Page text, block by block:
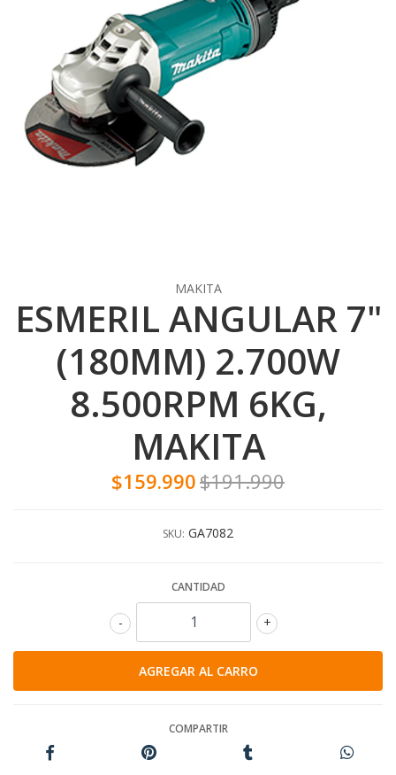
MAKITA
ESMERIL ANGULAR 7"
(180MM) 2.700W
8.500RPM 6KG,
MAKITA
$159.990$191.990
SKU: GA7082
CANTIDAD
+
-
COMPARTIR